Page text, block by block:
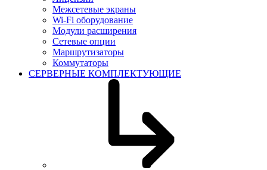
Межсетевые экраны
Wi-Fi оборудование
Модули расширения
Сетевые опции
Маршрутизаторы
Коммутаторы
СЕРВЕРНЫЕ КОМПЛЕКТУЮЩИЕ